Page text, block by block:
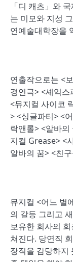
「디 캐츠」와
는 미모와 지성
연예술대학장을
연출작으로는 <
경연극> <셰익
<뮤지컬 사이코
> <싱글파티> <
락앤롤> <알바
지컬 Grease> <
알바의 꿈> <친
뮤지컬 <어느 별
의 갈등 그리고
보유한 회사의
쳐진다. 당연직
장직을 감당하지